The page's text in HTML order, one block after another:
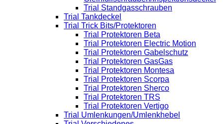
Trial Standgasschrauben
Trial Tankdeckel
Trial Trick Bits/Protektoren
Trial Protektoren Beta
Trial Protektoren Electric Motion
Trial Protektoren Gabelschutz
Trial Protektoren GasGas
Trial Protektoren Montesa
Trial Protektoren Scorpa
Trial Protektoren Sherco
Trial Protektoren TRS
Trial Protektoren Vertigo
Trial Umlenkungen/Umlenkhebel